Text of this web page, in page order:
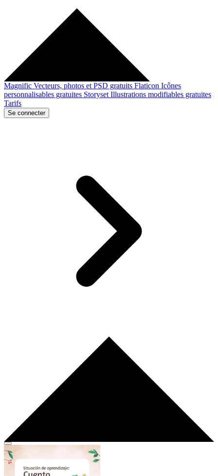
Magnific Vecteurs, photos et PSD gratuits Flaticon Icônes
personnalisables gratuites Storyset Illustrations modifiables gratuites
Tarifs
Se connecter